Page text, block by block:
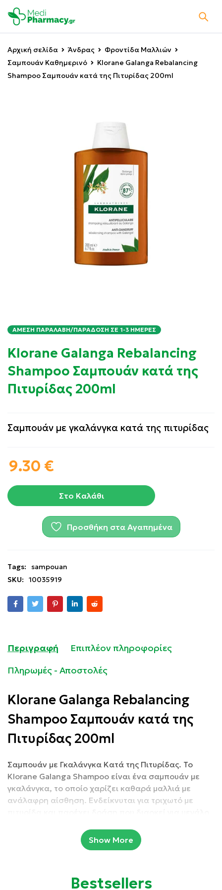
Αρχική σελίδα Άνδρας
Φροντίδα Μαλλιών
Σαμπουάν Καθημερινό
Klorane Galanga Rebalancing
Shampoo Σαμπουάν κατά της Πιτυρίδας 200ml
ΆΜΕΣΗ ΠΑΡΑΛΑΒΉ/ΠΑΡΆΔΟΣΗ ΣΕ 1-3 ΗΜΈΡΕΣ
Klorane Galanga Rebalancing
Shampoo Σαμπουάν κατά της
Πιτυρίδας 200ml
Σαμπουάν με γκαλάνγκα κατά της πιτυρίδας
9.30 €
Στο Καλάθι
Προσθήκη στα Αγαπημένα
Tags:
sampouan
SKU:
10035919
Περιγραφή
Επιπλέον πληροφορίες
Πληρωμές - Αποστολές
Klorane Galanga Rebalancing
Shampoo Σαμπουάν κατά της
Πιτυρίδας 200ml
Σαμπουάν με Γκαλάνγκα Κατά της Πιτυρίδας. Το
Klorane Galanga Shampoo είναι ένα σαμπουάν με
γκαλάνγκα, το οποίο χαρίζει καθαρά μαλλιά με
ανάλαφρη αίσθηση. Ενδείκνυται για τριχωτό με
Συσκευασία: 200ml
Show More
Bestsellers